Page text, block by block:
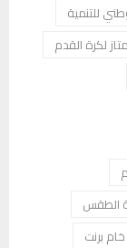
للتنمية
لكرة القدم
الطقس
خام برنت